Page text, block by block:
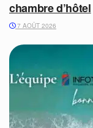
chambre d’hôtel
7 AOÛT 2026